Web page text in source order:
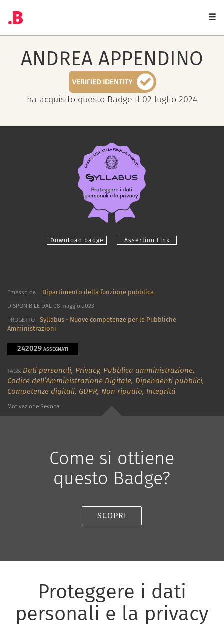
ANDREA APPENDINO
ha acquisito questo Badge il 02 luglio 2024
Download badge Assertion Link
Emesso da Dipartimento della funzione pubblica
DISPONIBILE DAL 08 maggio 2023
PROGETTO
Syllabus - Nuove competenze per le Pubbliche
Amministrazioni
242029 ASSEGNATI
TAGS: Dati personali, Privacy, Pubblica amministrazione,
Codice dell’Amministrazione Digitale, Dipendenti pubblici,
Competenze digitali, GDPR, Non ripudio, Integrità
Motivazione Revoca:
Come si ottiene
questo Badge?
SCOPRI
Proteggere i dati
personali e la privacy